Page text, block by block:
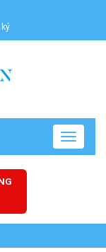
Toggle